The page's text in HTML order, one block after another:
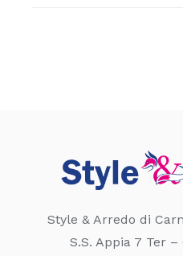
Style & Arredo di
S.S. Appia 7 Ter